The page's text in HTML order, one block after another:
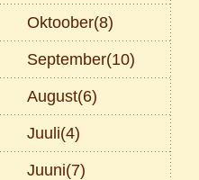
Oktoober(8)
September(10)
August(6)
Juuli(4)
Juuni(7)